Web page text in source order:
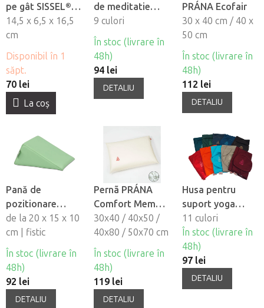
pe gât SISSEL®
Neck Relax
14,5 x 6,5 x 16,5
cm
Disponibil în 1
săpt.
70 lei
La coş
de meditatie
PRANA
9 culori
În stoc (livrare în
48h)
94 lei
DETALIU
PRÁNA Ecofair
30 x 40 cm / 40 x
50 cm
În stoc (livrare în
48h)
112 lei
DETALIU
Pană de
pozitionare
Habys
de la 20 x 15 x 10
cm | fistic
În stoc (livrare în
48h)
92 lei
DETALIU
Pernã PRÁNA
Comfort Memory
din spumã cu
memorie
30x40 / 40x50 /
40x80 / 50x70 cm
În stoc (livrare în
48h)
119 lei
DETALIU
Husa pentru
suport yoga
PRANA
11 culori
În stoc (livrare în
48h)
97 lei
DETALIU